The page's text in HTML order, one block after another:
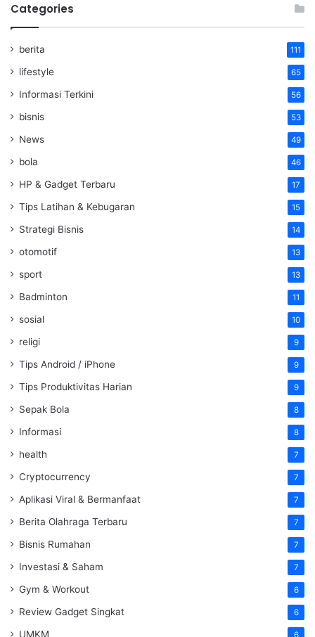
Categories
berita 111
lifestyle 65
Informasi Terkini 56
bisnis 53
News 49
bola 46
HP & Gadget Terbaru 17
Tips Latihan & Kebugaran 15
Strategi Bisnis 14
otomotif 13
sport 13
Badminton 11
sosial 10
religi 9
Tips Android / iPhone 9
Tips Produktivitas Harian 9
Sepak Bola 8
Informasi 8
health 7
Cryptocurrency 7
Aplikasi Viral & Bermanfaat 7
Berita Olahraga Terbaru 7
Bisnis Rumahan 7
Investasi & Saham 7
Gym & Workout 6
Review Gadget Singkat 6
UMKM 6